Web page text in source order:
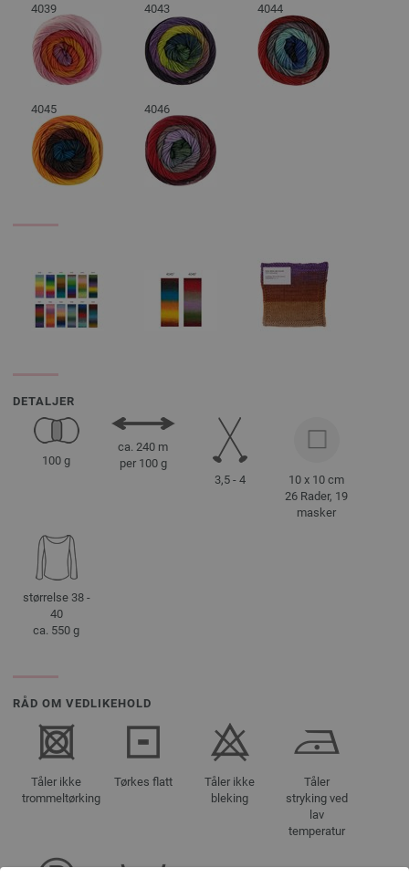
4039 4043 4044
4045 4046
DETALJER
100 g
ca. 240 m
per 100 g
3,5 - 4
10 x 10 cm
26 Rader, 19
masker
størrelse 38 -
40
ca. 550 g
RÅD OM VEDLIKEHOLD
Tåler ikke
trommeltørking
Tørkes flatt
Tåler ikke
bleking
Tåler
stryking ved
lav
temperatur